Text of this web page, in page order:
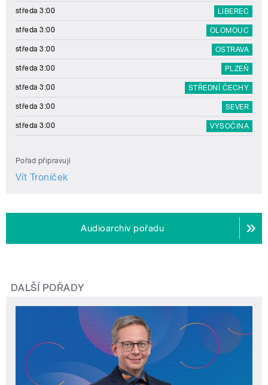
středa 3:00 LIBEREC
středa 3:00 OLOMOUC
středa 3:00 OSTRAVA
středa 3:00 PLZEŇ
středa 3:00 STŘEDNÍ ČECHY
středa 3:00 SEVER
středa 3:00 VYSOČINA
Pořad připravují
Vít Troníček
Audioarchiv pořadu
DALŠÍ POŘADY